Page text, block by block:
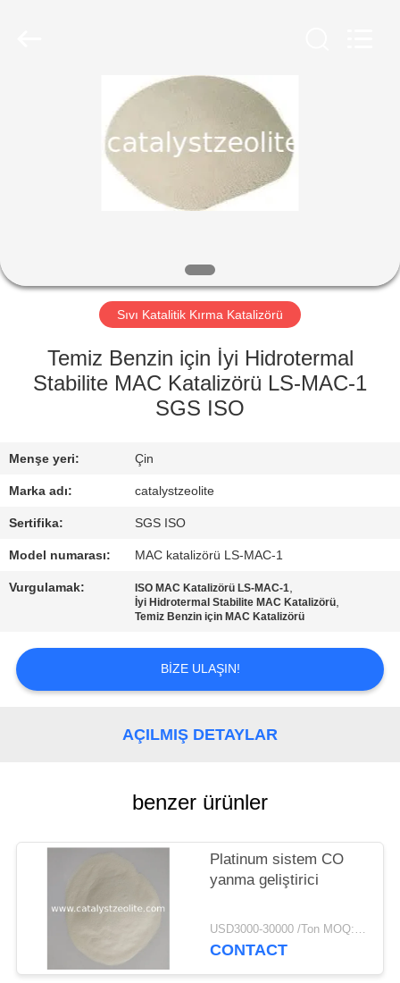
ÜRÜNLER
HAKKIMIZDA
FABRIKA
TURU
KALITE
KONTROL
ULAŞIN
HABERLER
VAKALAR
HARITASI
Sıvı Katalitik Kırma Katalizörü
Temiz Benzin için İyi Hidrotermal
Stabilite MAC Katalizörü LS-MAC-1
SGS ISO
Menşe yeri: Çin
Marka adı: catalystzeolite
Sertifika: SGS ISO
Model numarası: MAC katalizörü LS-MAC-1
Vurgulamak: ISO MAC Katalizörü LS-MAC-1,
İyi Hidrotermal Stabilite MAC Katalizörü,
Temiz Benzin için MAC Katalizörü
BIZE ULAŞIN!
AÇILMIŞ DETAYLAR
benzer ürünler
Platinum sistem CO
yanma geliştirici
USD3000-30000 /Ton MOQ:1 kg
CONTACT